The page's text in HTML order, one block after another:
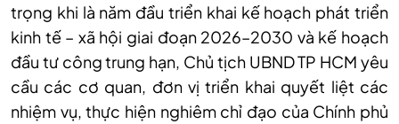
trọng khi là năm đầu triển khai kế hoạch phát triển
kinh tế – xã hội giai đoạn 2026–2030 và kế hoạch
đầu tư công trung hạn, Chủ tịch UBND TP HCM yêu
cầu các cơ quan, đơn vị triển khai quyết liệt các
nhiệm vụ, thực hiện nghiêm chỉ đạo của Chính phủ